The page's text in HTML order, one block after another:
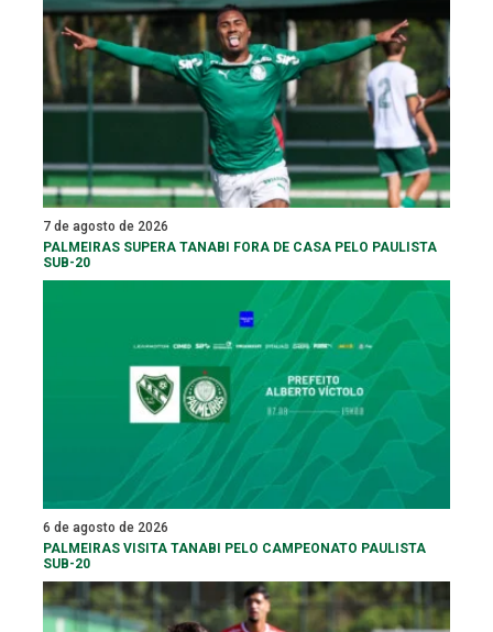
7 de agosto de 2026
PALMEIRAS SUPERA TANABI FORA DE CASA PELO PAULISTA
SUB-20
6 de agosto de 2026
PALMEIRAS VISITA TANABI PELO CAMPEONATO PAULISTA
SUB-20